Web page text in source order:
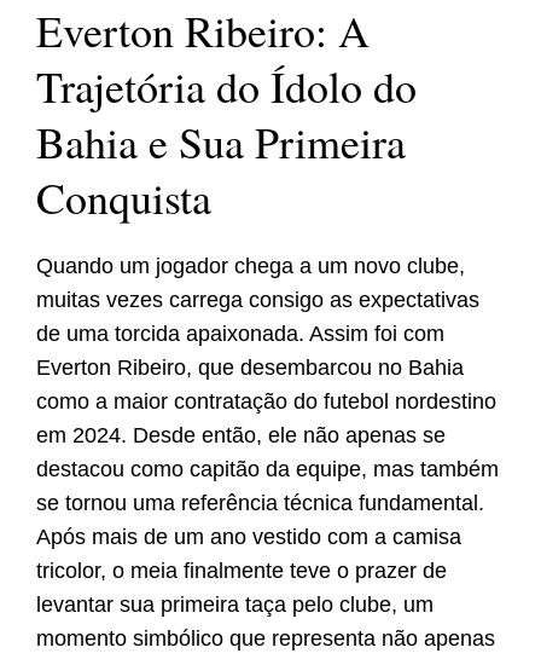
Everton Ribeiro: A
Trajetória do Ídolo do
Bahia e Sua Primeira
Conquista
Quando um jogador chega a um novo clube,
muitas vezes carrega consigo as expectativas
de uma torcida apaixonada. Assim foi com
Everton Ribeiro, que desembarcou no Bahia
como a maior contratação do futebol nordestino
em 2024. Desde então, ele não apenas se
destacou como capitão da equipe, mas também
se tornou uma referência técnica fundamental.
Após mais de um ano vestido com a camisa
tricolor, o meia finalmente teve o prazer de
levantar sua primeira taça pelo clube, um
momento simbólico que representa não apenas